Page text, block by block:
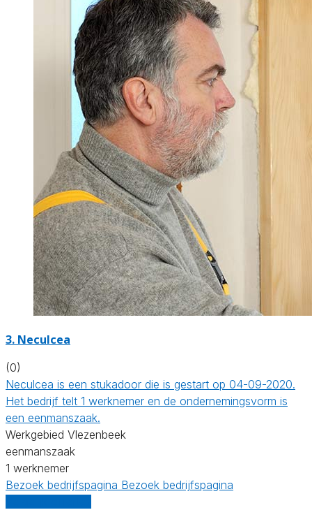
3. Neculcea
(0)
Neculcea is een stukadoor die is gestart op 04-09-2020.
Het bedrijf telt 1 werknemer en de ondernemingsvorm is
een eenmanszaak.
Werkgebied Vlezenbeek
eenmanszaak
1 werknemer
Bezoek bedrijfspagina Bezoek bedrijfspagina